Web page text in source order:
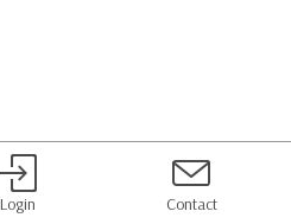
Login Contact